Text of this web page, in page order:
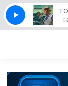
no Noites Cariocas)